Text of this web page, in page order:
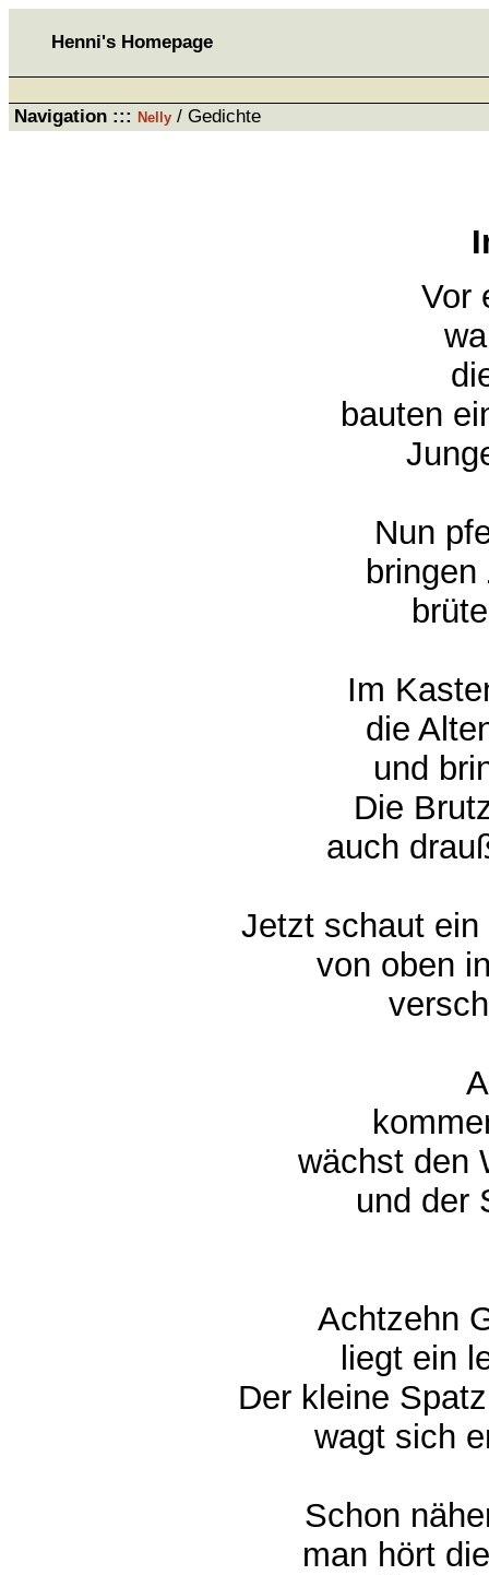
Henni's Homepage
Navigation ::: Nelly / Gedichte
Vor
bauten
Nun
bringen
Im
die
und
Die
auch
Jetzt schaut
von oben
wächst den
und der
Achtzehn
liegt ein
Der kleine
wagt sich
Schon
man hört